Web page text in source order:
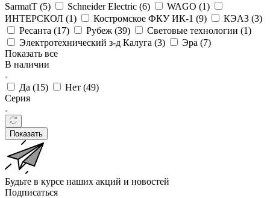
SarmatT (5) Schneider Electric (6) WAGO (1)
ИНТЕРСКОЛ (1) Костромское ФКУ ИК-1 (9) КЭАЗ (3)
Ресанта (17) Рубеж (39) Световые технологии (1)
Электротехнический з-д Калуга (3) Эра (7)
Показать все
В наличии
Да (15) Нет (49)
Серия
Показать
Будьте в курсе наших акций и новостей
Подписаться